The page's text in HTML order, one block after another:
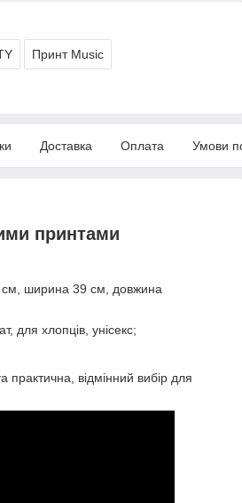
Принт Music
Доставка Оплата Умови
принтами
см, ширина 39 см, довжина
для хлопців, унісекс;
практична, відмінний вибір для